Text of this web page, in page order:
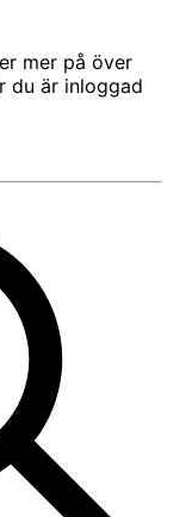
mer på över
du är inloggad